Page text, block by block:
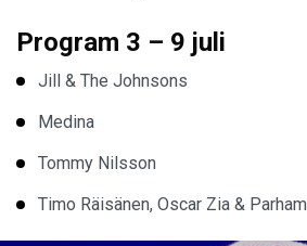
Program 3 – 9 juli
Jill & The Johnsons
Medina
Tommy Nilsson
Timo Räisänen, Oscar Zia & Parham